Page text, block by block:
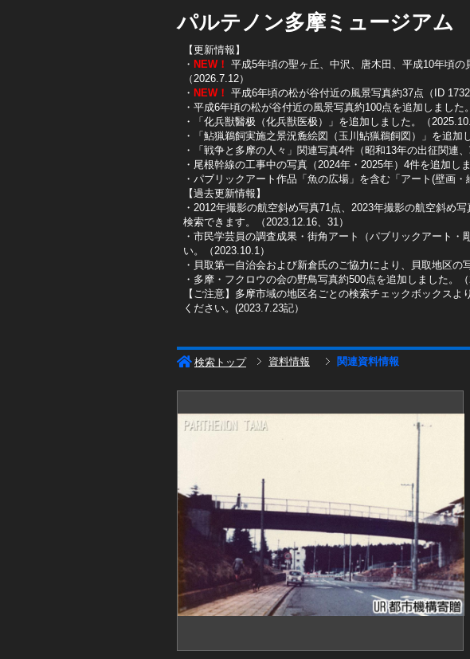
パルテノン多摩ミュージアム
【更新情報】
・ NEW！ 平成5年頃の聖ヶ丘、中沢、唐木田、平成10年頃の
（2026.7.12）
・ NEW！ 平成6年頃の松が谷付近の風景写真約37点（ID
・平成6年頃の松が谷付近の風景写真約100点を追加しました
・「化兵獣醫极（化兵獣医极）」を追加しました。（
・「鮎猟鵜飼実施之景況麁絵図（玉川鮎猟鵜飼図）」を追加
・「戦争と多摩の人々」関連写真4件（昭和13年の出征関連
・尾根幹線の工事中の写真（2024年・2025年）4件を追加し
・パブリックアート作品「魚の広場」を含む「アート(壁画
【過去更新情報】
・2012年撮影の航空斜め写真71点、2023年撮影の航空斜め
検索できます。（2023.12.16、31）
・市民学芸員の調査成果・街角アート（パブリックアート
い。（2023.10.1）
・貝取第一自治会および新倉氏のご協力により、貝取地区の
・多摩・フクロウの会の野鳥写真約500点を追加しました。（
【ご注意】多摩市域の地区名ごとの検索チェックボックス
ください。(2023.7.23記）
検索トップ 資料情報 関連資料情報